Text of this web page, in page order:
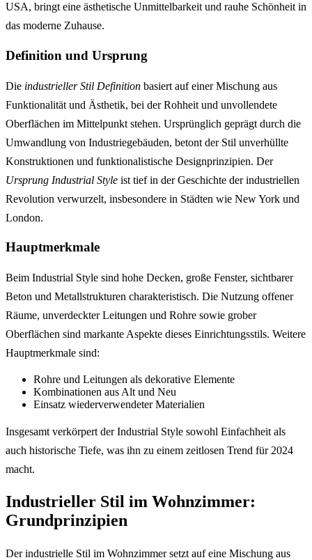
USA, bringt eine ästhetische Unmittelbarkeit und rauhe Schönheit in
das moderne Zuhause.
Definition und Ursprung
Die industrieller Stil Definition basiert auf einer Mischung aus
Funktionalität und Ästhetik, bei der Rohheit und unvollendete
Oberflächen im Mittelpunkt stehen. Ursprünglich geprägt durch die
Umwandlung von Industriegebäuden, betont der Stil unverhüllte
Konstruktionen und funktionalistische Designprinzipien. Der
Ursprung Industrial Style ist tief in der Geschichte der industriellen
Revolution verwurzelt, insbesondere in Städten wie New York und
London.
Hauptmerkmale
Beim Industrial Style sind hohe Decken, große Fenster, sichtbarer
Beton und Metallstrukturen charakteristisch. Die Nutzung offener
Räume, unverdeckter Leitungen und Rohre sowie grober
Oberflächen sind markante Aspekte dieses Einrichtungsstils. Weitere
Hauptmerkmale sind:
Rohre und Leitungen als dekorative Elemente
Kombinationen aus Alt und Neu
Einsatz wiederverwendeter Materialien
Insgesamt verkörpert der Industrial Style sowohl Einfachheit als
auch historische Tiefe, was ihn zu einem zeitlosen Trend für 2024
macht.
Industrieller Stil im Wohnzimmer:
Grundprinzipien
Der industrielle Stil im Wohnzimmer setzt auf eine Mischung aus